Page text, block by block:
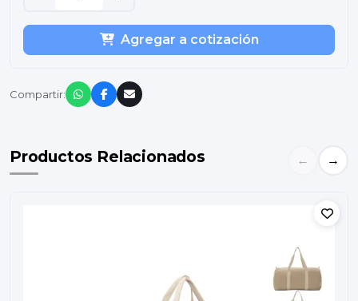
Agregar a cotización
Compartir:
Productos Relacionados ← →